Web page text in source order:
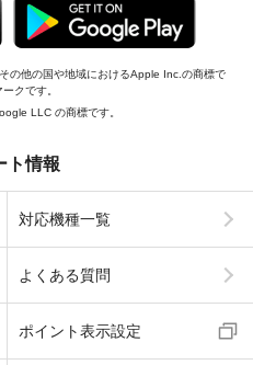
の他の国や地域におけるApple Inc.の商標で
クです。
LLC の商標です。
ト情報
対応機種一覧
よくある質問
ポイント表示設定